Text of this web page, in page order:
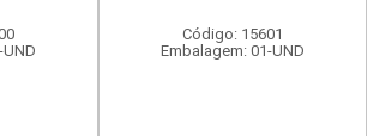
Código: 15601
Embalagem: 01-UND